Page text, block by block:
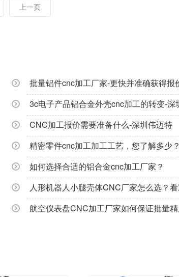
上一页
CNC加工报价需要准备什么-深圳伟迈特
精密零件cnc加工加工工艺，您了解多少？
如何选择合适的铝合金cnc加工厂家？